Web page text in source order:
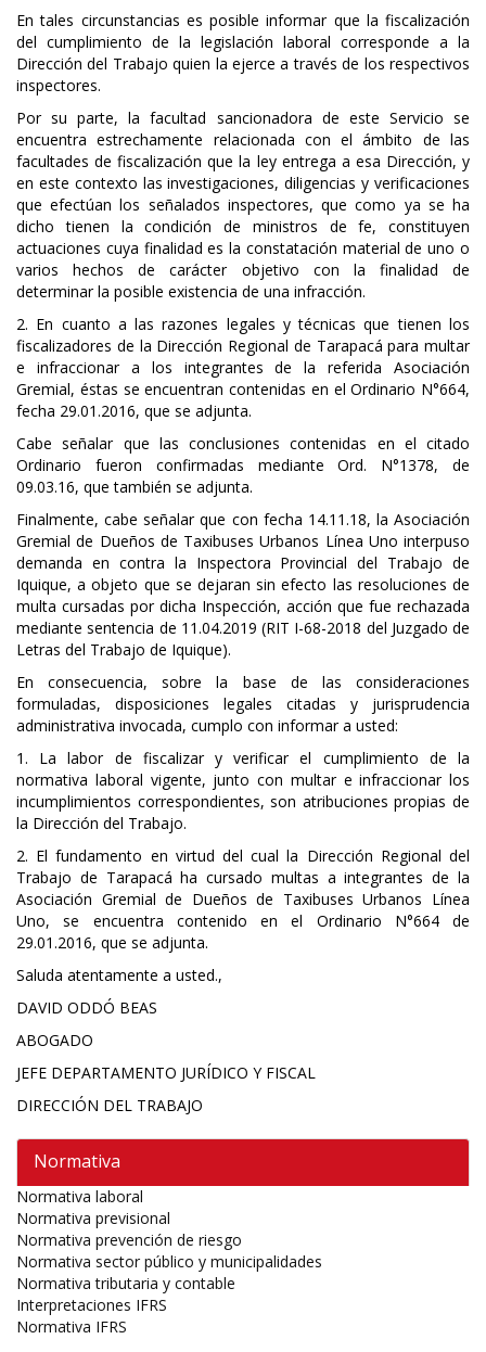
En tales circunstancias es posible informar que la fiscalización
del cumplimiento de la legislación laboral corresponde a la
Dirección del Trabajo quien la ejerce a través de los respectivos
inspectores.
Por su parte, la facultad sancionadora de este Servicio se
encuentra estrechamente relacionada con el ámbito de las
facultades de fiscalización que la ley entrega a esa Dirección, y
en este contexto las investigaciones, diligencias y verificaciones
que efectúan los señalados inspectores, que como ya se ha
dicho tienen la condición de ministros de fe, constituyen
actuaciones cuya finalidad es la constatación material de uno o
varios hechos de carácter objetivo con la finalidad de
determinar la posible existencia de una infracción.
2. En cuanto a las razones legales y técnicas que tienen los
fiscalizadores de la Dirección Regional de Tarapacá para multar
e infraccionar a los integrantes de la referida Asociación
Gremial, éstas se encuentran contenidas en el Ordinario N°664,
fecha 29.01.2016, que se adjunta.
Cabe señalar que las conclusiones contenidas en el citado
Ordinario fueron confirmadas mediante Ord. N°1378, de
09.03.16, que también se adjunta.
Finalmente, cabe señalar que con fecha 14.11.18, la Asociación
Gremial de Dueños de Taxibuses Urbanos Línea Uno interpuso
demanda en contra la Inspectora Provincial del Trabajo de
Iquique, a objeto que se dejaran sin efecto las resoluciones de
multa cursadas por dicha Inspección, acción que fue rechazada
mediante sentencia de 11.04.2019 (RIT I-68-2018 del Juzgado de
Letras del Trabajo de Iquique).
En consecuencia, sobre la base de las consideraciones
formuladas, disposiciones legales citadas y jurisprudencia
administrativa invocada, cumplo con informar a usted:
1. La labor de fiscalizar y verificar el cumplimiento de la
normativa laboral vigente, junto con multar e infraccionar los
incumplimientos correspondientes, son atribuciones propias de
la Dirección del Trabajo.
2. El fundamento en virtud del cual la Dirección Regional del
Trabajo de Tarapacá ha cursado multas a integrantes de la
Asociación Gremial de Dueños de Taxibuses Urbanos Línea
Uno, se encuentra contenido en el Ordinario N°664 de
29.01.2016, que se adjunta.
Saluda atentamente a usted.,
DAVID ODDÓ BEAS
ABOGADO
JEFE DEPARTAMENTO JURÍDICO Y FISCAL
DIRECCIÓN DEL TRABAJO
Normativa
Normativa laboral
Normativa previsional
Normativa prevención de riesgo
Normativa sector público y municipalidades
Normativa tributaria y contable
Interpretaciones IFRS
Normativa IFRS